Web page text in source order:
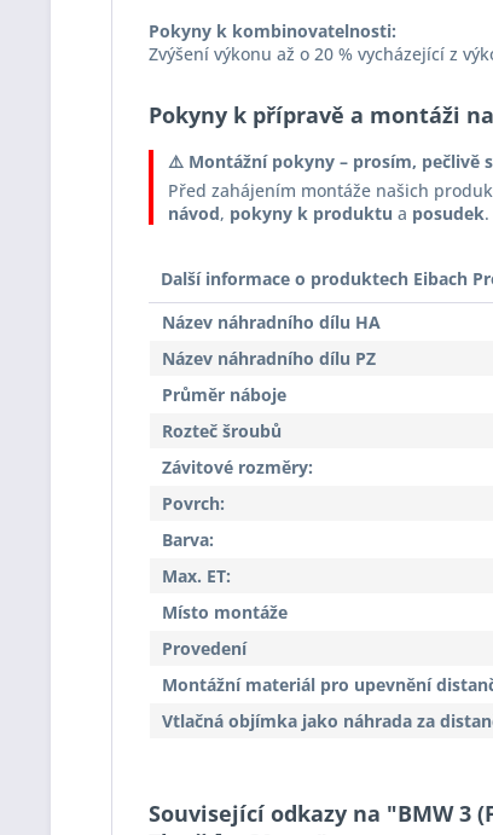
Pokyny k kombinovatelnosti:
Zvýšení výkonu až o 20 % vycházející z
Pokyny k přípravě a montáži
⚠️ Montážní pokyny – prosím, pečlivě
Před zahájením montáže našich
návod, pokyny k produktu a posudek.
Další informace o produktech Eibach
Název náhradního dílu HA
Název náhradního dílu PZ
Průměr náboje
Rozteč šroubů
Závitové rozměry:
Povrch:
Barva:
Max. ET:
Místo montáže
Provedení
Montážní materiál pro upevnění
Vtlačná objímka jako náhrada za
Související odkazy na "BMW 3